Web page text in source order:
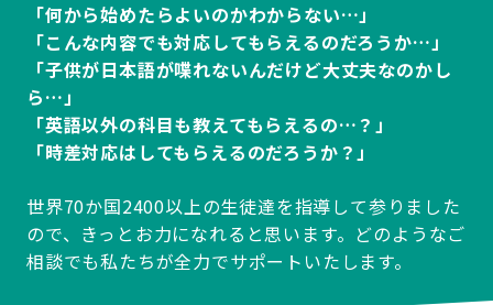
「何から始めたらよいのかわからない…」
「こんな内容でも対応してもらえるのだろうか…」
「子供が日本語が喋れないんだけど大丈夫なのかし
ら…」
「英語以外の科目も教えてもらえるの…？」
「時差対応はしてもらえるのだろうか？」
世界70か国2400以上の生徒達を指導して参りました
ので、きっとお力になれると思います。どのようなご
相談でも私たちが全力でサポートいたします。